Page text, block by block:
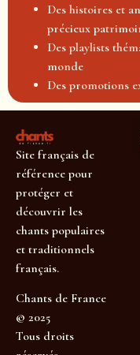
Des histoires et
précieux
Des playlists
monde
Des promotions
Site français de
référence pour
protéger et
découvrir les
chants populaires
et traditionnels
français.
Chants de France
© 2025
Tous droits